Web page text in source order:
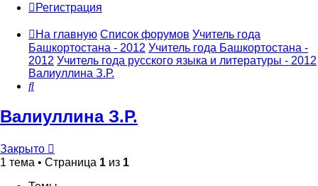
Регистрация
На главную Список форумов Учитель года
Башкортостана - 2012 Учитель года Башкортостана -
2012 Учитель года русского языка и литературы - 2012
Валиуллина З.Р.
Поиск
Валиуллина З.Р.
Закрыто
1 тема • Страница 1 из 1